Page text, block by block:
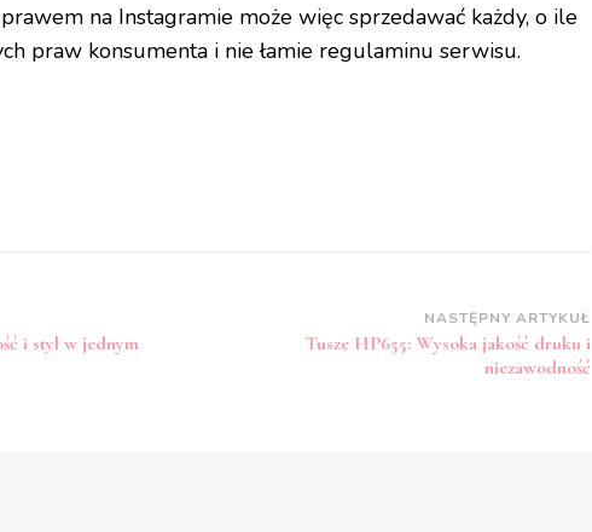
na Instagramie może więc sprzedawać każdy, o ile
praw konsumenta i nie łamie regulaminu serwisu.
i styl w jednym
NASTĘPNY ARTYKUŁ
Tusze HP655: Wysoka jakość druku i
niezawodność